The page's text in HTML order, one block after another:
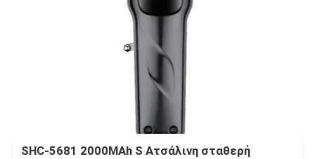
SHC-5681 2000MAh S Ατσάλινη σταθερή